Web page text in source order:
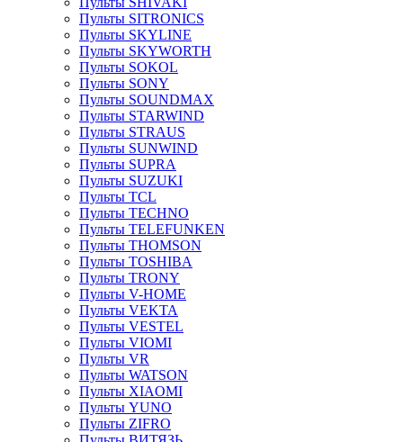
Пульты SITRONICS
Пульты SKYLINE
Пульты SKYWORTH
Пульты SOKOL
Пульты SONY
Пульты SOUNDMAX
Пульты STARWIND
Пульты STRAUS
Пульты SUNWIND
Пульты SUPRA
Пульты SUZUKI
Пульты TCL
Пульты TECHNO
Пульты TELEFUNKEN
Пульты THOMSON
Пульты TOSHIBA
Пульты TRONY
Пульты V-HOME
Пульты VEKTA
Пульты VESTEL
Пульты VIOMI
Пульты VR
Пульты WATSON
Пульты XIAOMI
Пульты YUNO
Пульты ZIFRO